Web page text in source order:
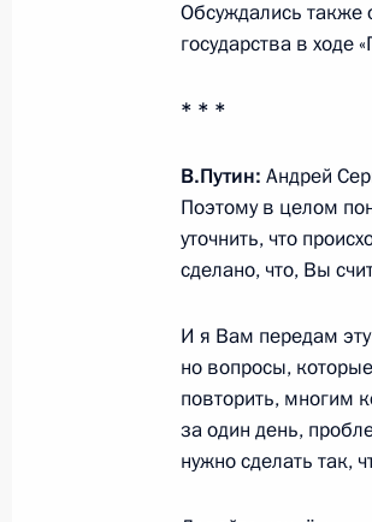
20 сентября 2017 года,
Встреча с врио
Никитиным
Встреча с врио
Никитиным
18 апреля 2017 года,
Обсуждались также
государства в ходе
* * *
В.Путин: Андрей
Поэтому в целом
уточнить, что
сделано, что, Вы
И я Вам передам эту
но вопросы,
повторить, многим
за один день,
нужно сделать так,